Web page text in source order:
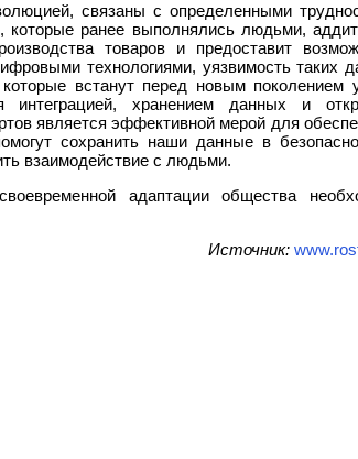
связаны с определенными
ранее выполнялись людьми,
товаров и предоставит
технологиями, уязвимость таких
встанут перед новым поколением
интеграцией, хранением данных и
является эффективной мерой для
сохранить наши данные в
взаимодействие с людьми.
адаптации общества
Источник: